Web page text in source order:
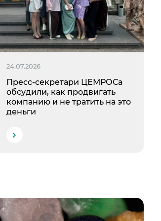
24.07.2026
Пресс-секретари ЦЕМРОСа
обсудили, как продвигать
компанию и не тратить на это
деньги